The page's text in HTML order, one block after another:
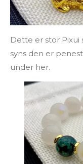
Dette er stor
syns den er
under her.